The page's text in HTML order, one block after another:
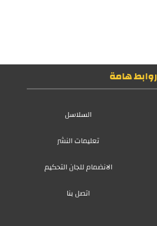
روابط هامة
السلاسل
تعليمات النشر
الانضمام للجان التحكيم
اتصل بنا